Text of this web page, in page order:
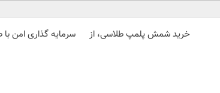
خرید شمش پلمپ طلاسی، از
سرمایه گذاری امن با